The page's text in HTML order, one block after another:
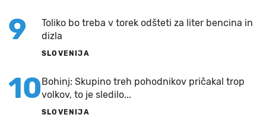
9
Toliko bo treba v torek odšteti za liter bencina in
dizla
SLOVENIJA
10Bohinj: Skupino treh pohodnikov pričakal trop
volkov, to je sledilo...
SLOVENIJA